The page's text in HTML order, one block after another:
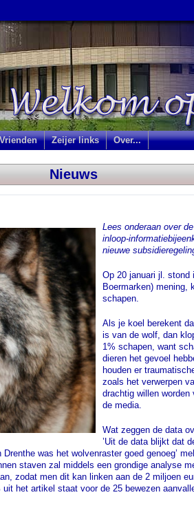
Vrienden Zeijer links Over...
Nieuws
Lees onderaan over
inloop-
nieuwe
Op 20 januari jl. stond
Boermarken) mening,
schapen.
Als je koel berekent
is van de wolf, dan
1% schapen, want
dieren het gevoel
houden er
zoals het verwerpen
drachtig willen
de media.
Wat zeggen de data
’Uit de data blijkt dat
was het wolvenraster goed genoeg’
staven zal middels een grondige analyse
zodat men dit kan linken aan de 2 miljoen
het artikel staat voor de 25 bewezen